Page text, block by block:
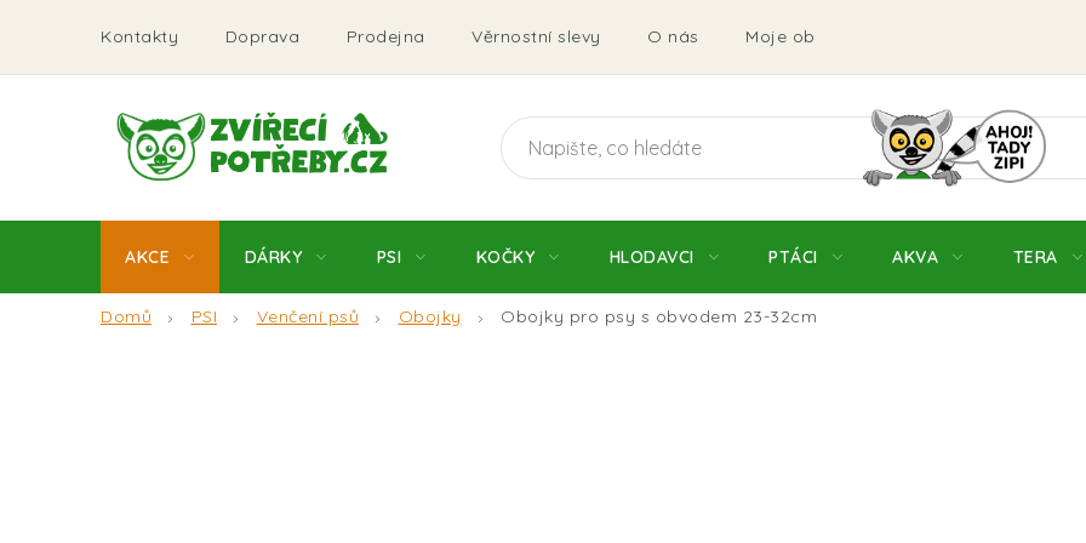
obsah
Kontakty Doprava Prodejna Věrnostní slevy O nás Moje objednávka Obchodní
AKCE DÁRKY PSI KOČKY HLODAVCI PTÁCI AKVA TERA
Domů PSI Venčení psů Obojky Obojky pro psy s obvodem 23-32cm